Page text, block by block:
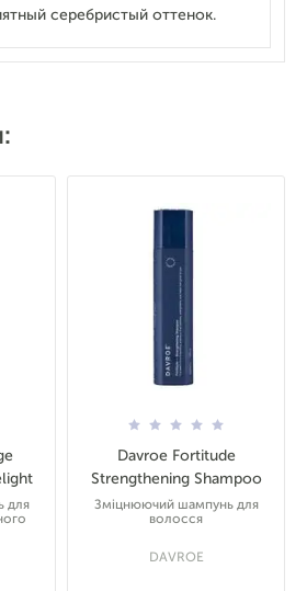
для
Davroe Fortitude
Strengthening Shampoo
Зміцнюючий шампунь для
волосся
DAVROE
серебристый оттенок.